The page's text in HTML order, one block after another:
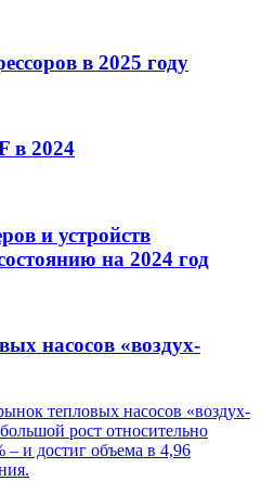
в 2025 году
в 2024
и устройств
на 2024 год
насосов «воздух-
тепловых насосов «воздух-
рост относительно
и достиг объема в 4,96